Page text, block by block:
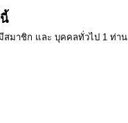
สมาชิก และ บุคคลทั่วไป 1 ท่าน